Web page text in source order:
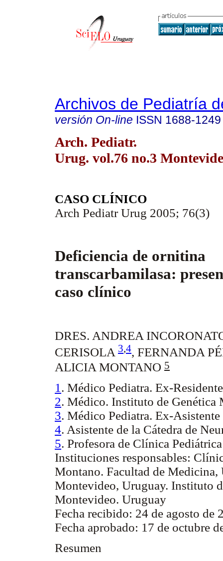
Archivos de Pediatría
versión On-line ISSN 1688-1249
Arch. Pediatr.
Urug. vol.76 no.3
CASO CLÍNICO
Arch Pediatr Urug 2005; 76(3)
Deficiencia de ornitina
transcarbamilasa:
caso clínico
DRES. ANDREA
CERISOLA 3,4, FERNANDA
ALICIA MONTANO 5
1 . Médico Pediatra. Ex-
2. Médico. Instituto de
3. Médico Pediatra. Ex-
4. Asistente de la Cátedra de
5. Profesora de Clínica
Instituciones responsables:
Montano. Facultad de
Montevideo, Uruguay. Instituto
Montevideo. Uruguay
Fecha recibido: 24 de agosto de
Fecha aprobado: 17 de octubre
Resumen